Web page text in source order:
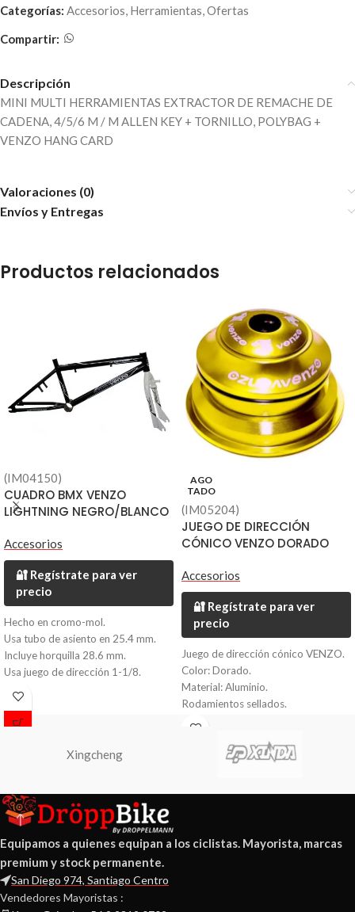
Categorías: Accesorios, Herramientas,Ofertas
Compartir:
Descripción
MINI MULTI HERRAMIENTAS EXTRACTOR DE REMACHE DE
CADENA, 4/5/6 M / M ALLEN KEY + TORNILLO, POLYBAG +
VENZO HANG CARD
Valoraciones (0)
Envíos y Entregas
Productos relacionados
(IM04150)
CUADRO BMX VENZO
LIGHTNING NEGRO/BLANCO
Accesorios
🔐 Regístrate para ver
precio
Hecho en cromo-mol.
Usa tubo de asiento en 25.4 mm.
Incluye horquilla 28.6 mm.
Usa juego de dirección 1-1/8.
AGO
TADO
(IM05204)
JUEGO DE DIRECCIÓN
CÓNICO VENZO DORADO
Accesorios
🔐 Regístrate para ver
precio
Juego de dirección cónico VENZO.
Color: Dorado.
Material: Aluminio.
Rodamientos sellados.
Medida: ZS44/28.6 - ZS56/40 1
Xingcheng
Equipamos a quienes equipan a los ciclistas. Mayorista, marcas
premium y stock permanente.
San Diego 974, Santiago Centro
Vendedores Mayoristas :